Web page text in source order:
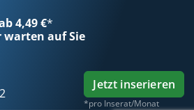
4,49 €*
warten auf Sie
Jetzt inserieren
*pro Inserat/Monat